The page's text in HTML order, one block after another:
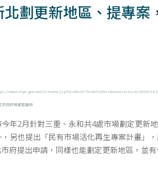
北劃更新地區、提專
www.ntpc.gov.tw/ch/
政府城鄉發展局
今年2月針對三重、永和共4處市場劃定更新
另也提出「民有市場活化再生專案計畫」
府提出申請，同樣也能劃定更新地區，並